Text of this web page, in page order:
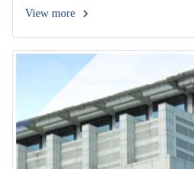
View more